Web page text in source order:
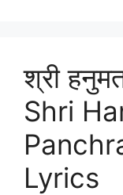
श्री
Shri
Lyrics